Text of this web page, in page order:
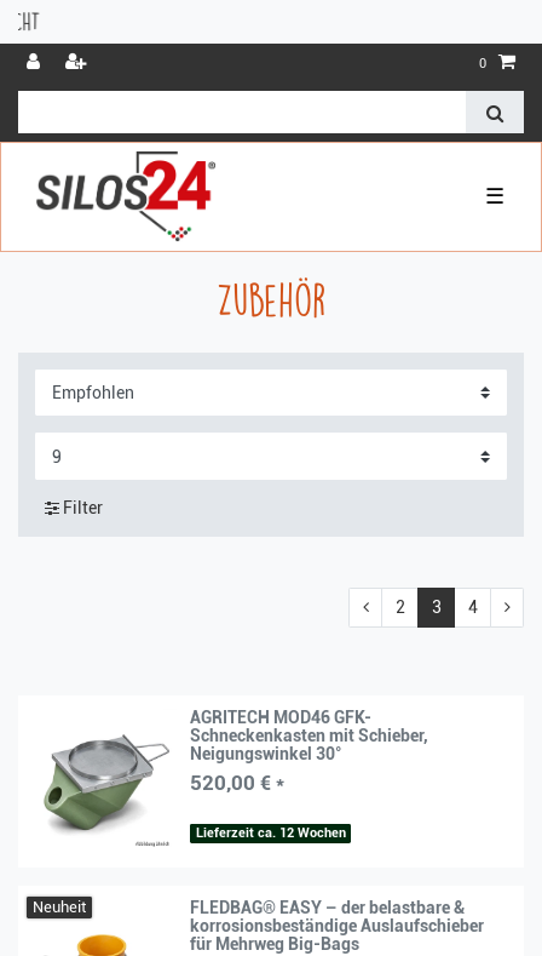
0
☰
Zubehör
Filter
2 3 4
AGRITECH MOD46 GFK-
Schneckenkasten mit Schieber,
Neigungswinkel 30°
520,00 € *
Lieferzeit ca. 12 Wochen
Neuheit
FLEDBAG® EASY – der belastbare &
korrosionsbeständige Auslaufschieber
für Mehrweg Big-Bags